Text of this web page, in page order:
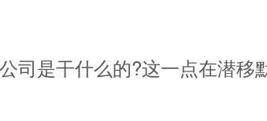
司是干什么的?这一点在潜移